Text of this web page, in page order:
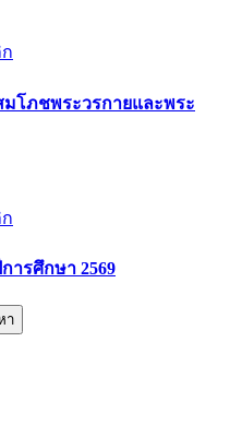
โภชพระวรกายและพระ
รศึกษา 2569